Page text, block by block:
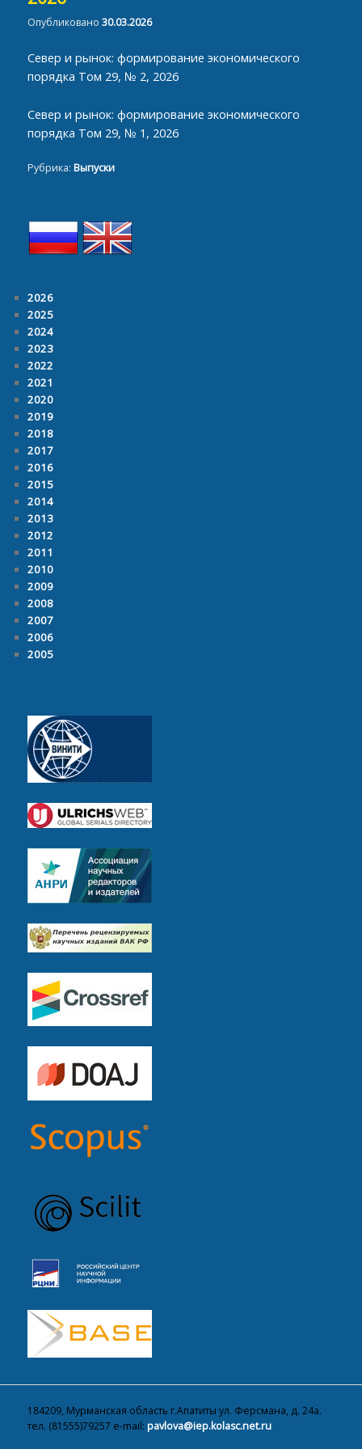
Опубликовано30.03.2026
Север и рынок: формирование экономического
порядка Том 29, № 2, 2026
Север и рынок: формирование экономического
порядка Том 29, № 1, 2026
Рубрика: Выпуски
2026
2025
2024
2023
2022
2021
2020
2019
2018
2017
2016
2015
2014
2013
2012
2011
2010
2009
2008
2007
2006
2005
184209, Мурманская область г.Апатиты ул. Ферсмана, д. 24а.
тел. (81555)79257 e-mail:pavlova@iep.kolasc.net.ru